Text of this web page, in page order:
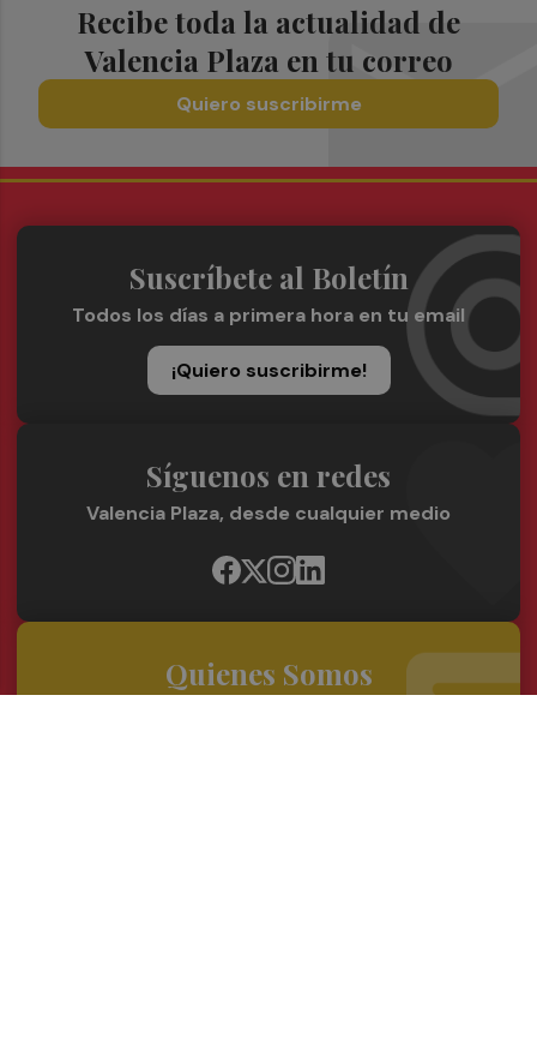
Recibe toda la actualidad de
Valencia Plaza en tu correo
Quiero suscribirme
Suscríbete al Boletín
Todos los días a primera hora en tu email
¡Quiero suscribirme!
Síguenos en redes
Valencia Plaza, desde cualquier medio
Quienes Somos